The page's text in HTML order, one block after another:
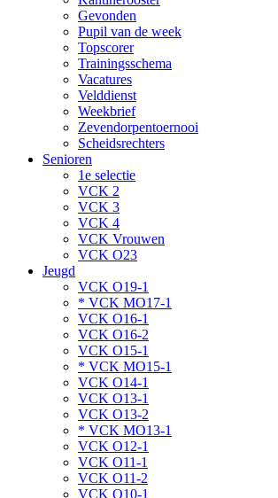
Gevonden
Pupil van de week
Topscorer
Trainingsschema
Vacatures
Velddienst
Weekbrief
Zevendorpentoernooi
Scheidsrechters
Senioren
1e selectie
VCK 2
VCK 3
VCK 4
VCK Vrouwen
VCK O23
Jeugd
VCK O19-1
* VCK MO17-1
VCK O16-1
VCK O16-2
VCK O15-1
* VCK MO15-1
VCK O14-1
VCK O13-1
VCK O13-2
* VCK MO13-1
VCK O12-1
VCK O11-1
VCK O11-2
VCK O10-1